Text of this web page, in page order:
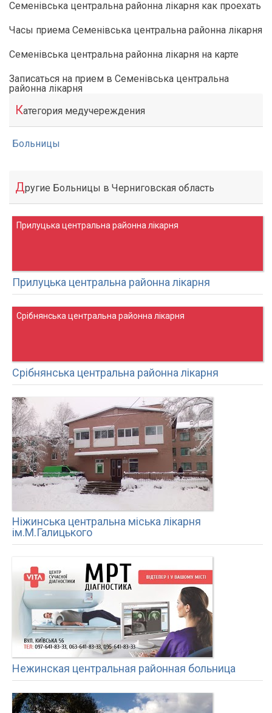
Семенівська центральна районна лікарня как проехать
Часы приема Семенівська центральна районна лікарня
Семенівська центральна районна лікарня на карте
Записаться на прием в Семенівська центральна
районна лікарня
Категория медучереждения
Больницы
Другие Больницы в Черниговская область
Прилуцька центральна районна лікарня
Прилуцька центральна районна лікарня
Срібнянська центральна районна лікарня
Срібнянська центральна районна лікарня
Ніжинська центральна міська лікарня
ім.М.Галицького
Нежинская центральная районная больница